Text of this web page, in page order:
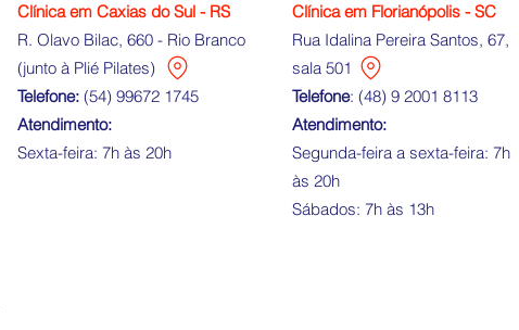
Clínica em Caxias do Sul - RS
R. Olavo Bilac, 660 - Rio Branco
(junto à Plié Pilates)
Telefone: (54) 99672 1745
Atendimento:
Sexta-feira: 7h às 20h
Clínica em Florianópolis - SC
Rua Idalina Pereira Santos, 67,
sala 501
Telefone: (48) 9 2001 8113
Atendimento:
Segunda-feira a sexta-feira: 7h
às 20h
Sábados: 7h às 13h